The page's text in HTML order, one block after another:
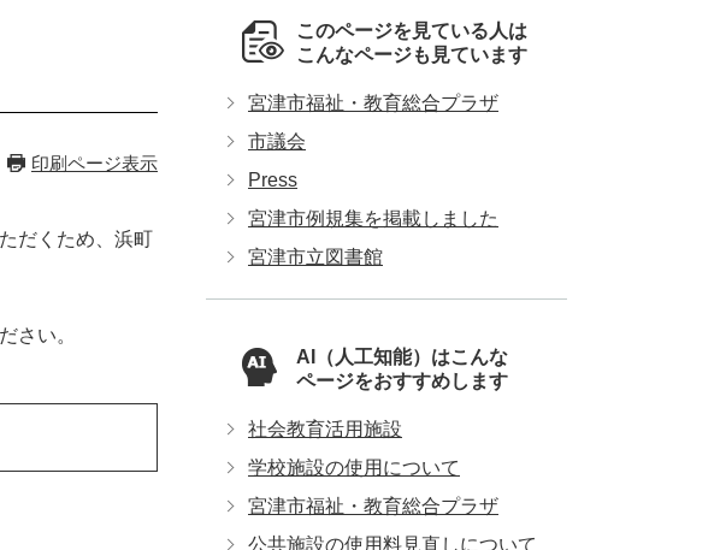
印刷ページ表示
だくため、浜町
さい。
このページを見ている人は
こんなページも見ています
宮津市福祉・教育総合プラザ
市議会
Press
宮津市例規集を掲載しました
宮津市立図書館
AI（人工知能）はこんな
ページをおすすめします
社会教育活用施設
学校施設の使用について
宮津市福祉・教育総合プラザ
公共施設の使用料見直しについて